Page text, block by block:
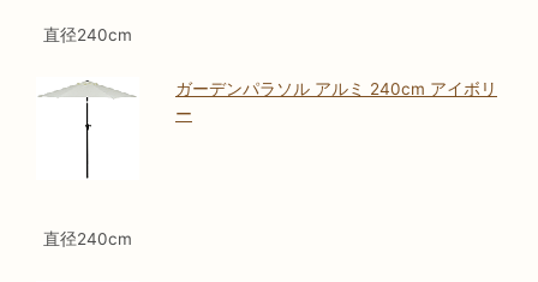
直径240cm
直径240cm
ガーデンパラソル アルミ 240cm アイボリ
ー